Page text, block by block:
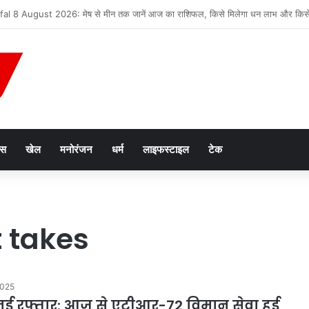
मामले में आरोपी की जमानत याचिका खारिज
खेल मनोरंजन धर्म लाइफस्टाइल टेक
takes